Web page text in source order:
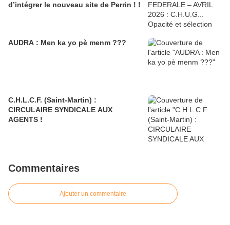
d’intégrer le nouveau site de Perrin ! !
AUDRA : Men ka yo pè menm ???
C.H.L.C.F. (Saint-Martin) :
CIRCULAIRE SYNDICALE AUX
AGENTS !
Commentaires
Ajouter un commentaire